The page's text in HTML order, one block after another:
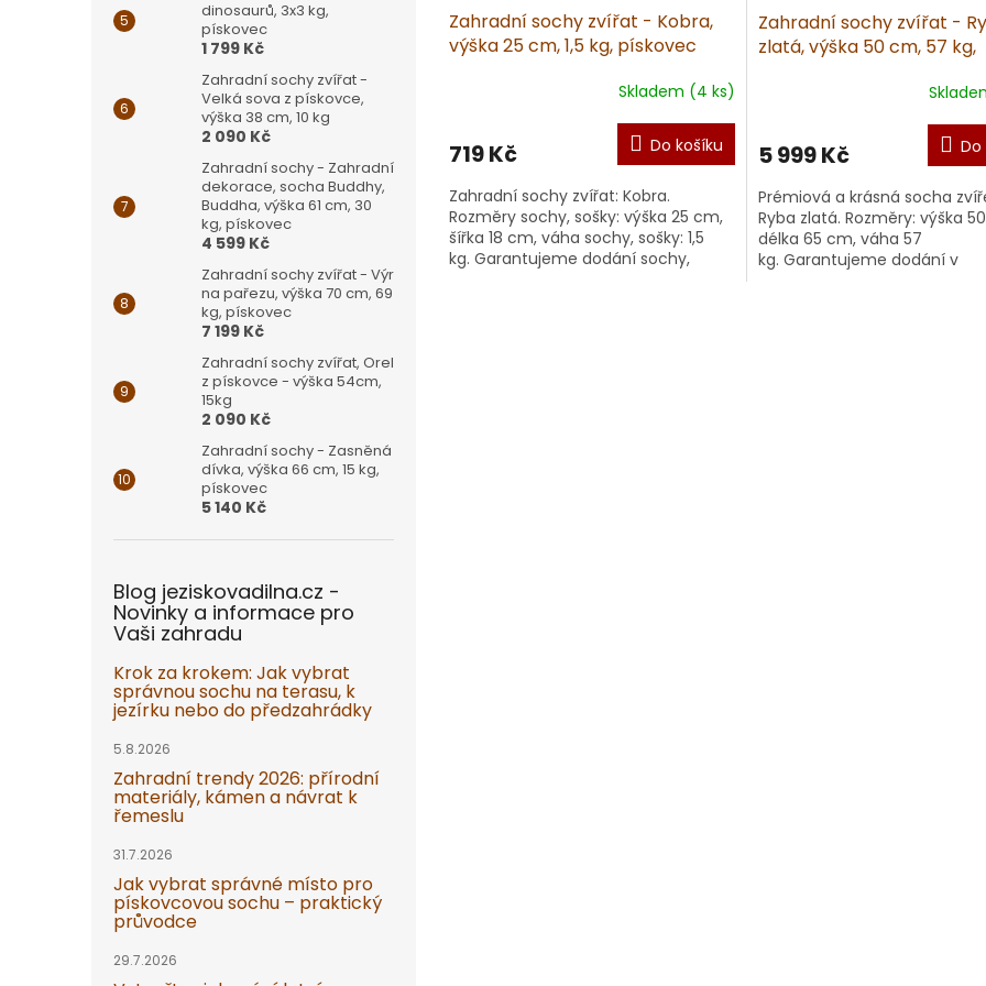
dinosaurů, 3x3 kg,
pískovec
1 799 Kč
Zahradní sochy zvířat -
Velká sova z pískovce,
výška 38 cm, 10 kg
2 090 Kč
Zahradní sochy - Zahradní
dekorace, socha Buddhy,
Buddha, výška 61 cm, 30
kg, pískovec
4 599 Kč
Zahradní sochy zvířat - Výr
na pařezu, výška 70 cm, 69
kg, pískovec
7 199 Kč
Zahradní sochy zvířat, Orel
z pískovce - výška 54cm,
15kg
2 090 Kč
Zahradní sochy - Zasněná
dívka, výška 66 cm, 15 kg,
pískovec
5 140 Kč
Blog jeziskovadilna.cz -
Novinky a informace pro
Vaši zahradu
Krok za krokem: Jak vybrat
správnou sochu na terasu, k
jezírku nebo do předzahrádky
5.8.2026
Zahradní trendy 2026: přírodní
materiály, kámen a návrat k
řemeslu
31.7.2026
Jak vybrat správné místo pro
pískovcovou sochu – praktický
průvodce
29.7.2026
Zahradní sochy zvířat - Kobra,
výška 25 cm, 1,5 kg, pískovec
Skladem (4 ks)
719 Kč Do košíku
Zahradní sochy zvířat: Kobra.
Rozměry sochy, sošky: výška 25 cm,
šířka 18 cm, váha sochy, sošky: 1,5
kg. Garantujeme dodání sochy,
Zahradní sochy zvířat -
zlatá, výška 50 cm, 57 kg,
5 999 Kč Do
Prémiová a krásná socha
Ryba zlatá. Rozměry: výška
délka 65 cm, váha 57
kg. Garantujeme dodání v